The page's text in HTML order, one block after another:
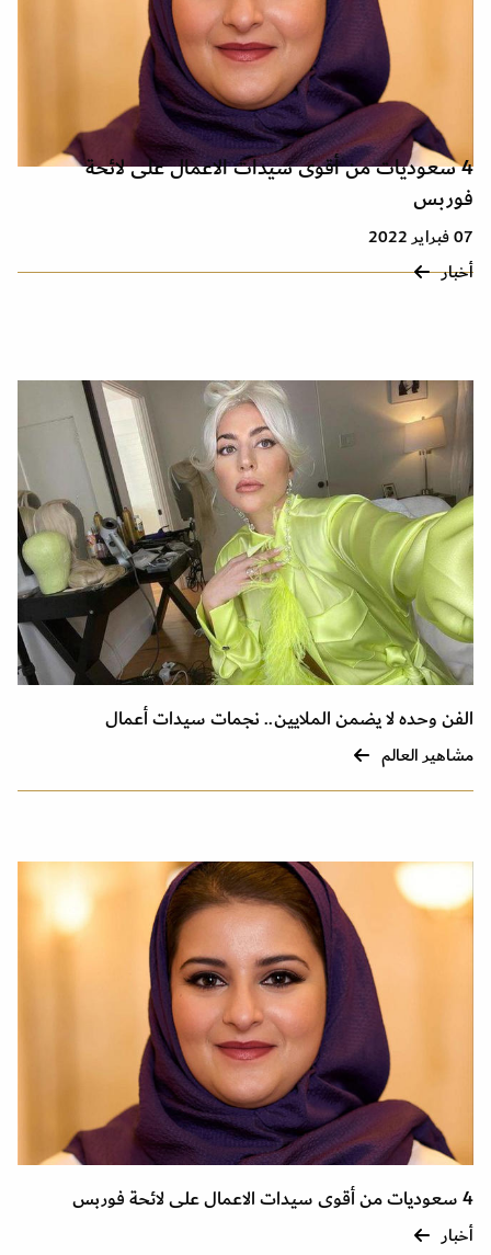
4 سعوديات من أقوى سيدات الاعمال على لائحة
فوربس
07 فبراير 2022
أخبار
الفن وحده لا يضمن الملايين.. نجمات سيدات أعمال
مشاهير العالم
4 سعوديات من أقوى سيدات الاعمال على لائحة فوربس
أخبار